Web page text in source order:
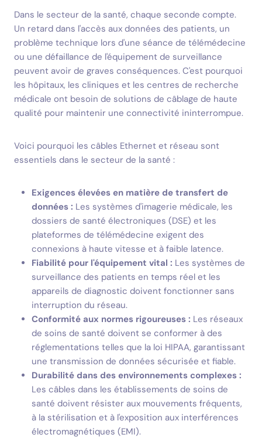
Dans le secteur de la santé, chaque seconde compte.
Un retard dans l'accès aux données des patients, un
problème technique lors d'une séance de télémédecine
ou une défaillance de l'équipement de surveillance
peuvent avoir de graves conséquences. C'est pourquoi
les hôpitaux, les cliniques et les centres de recherche
médicale ont besoin de solutions de câblage de haute
qualité pour maintenir une connectivité ininterrompue.
Voici pourquoi les câbles Ethernet et réseau sont
essentiels dans le secteur de la santé :
Exigences élevées en matière de transfert de
données : Les systèmes d'imagerie médicale, les
dossiers de santé électroniques (DSE) et les
plateformes de télémédecine exigent des
connexions à haute vitesse et à faible latence.
Fiabilité pour l'équipement vital : Les systèmes de
surveillance des patients en temps réel et les
appareils de diagnostic doivent fonctionner sans
interruption du réseau.
Conformité aux normes rigoureuses : Les réseaux
de soins de santé doivent se conformer à des
réglementations telles que la loi HIPAA, garantissant
une transmission de données sécurisée et fiable.
Durabilité dans des environnements complexes :
Les câbles dans les établissements de soins de
santé doivent résister aux mouvements fréquents,
à la stérilisation et à l'exposition aux interférences
électromagnétiques (EMI).